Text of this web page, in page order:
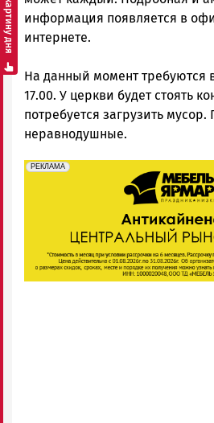
ГОВОРИТ
информация появляется в
интернете.
На данный момент требуются
17.00. У церкви будет стоять
потребуется загрузить
неравнодушные.
erid: 2SDnjeFymr3
РЕКЛАМА
Реклама